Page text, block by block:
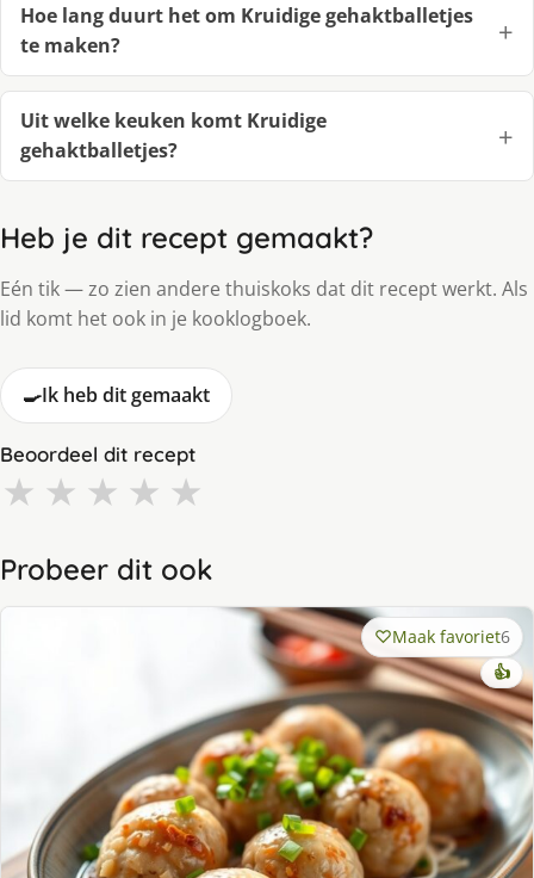
Hoe lang duurt het om Kruidige gehaktballetjes
te maken?
Uit welke keuken komt Kruidige
gehaktballetjes?
Heb je dit recept gemaakt?
Eén tik — zo zien andere thuiskoks dat dit recept werkt. Als
lid komt het ook in je kooklogboek.
🍳Ik heb dit gemaakt
Beoordeel dit recept
★ ★ ★ ★ ★
Probeer dit ook
Maak favoriet6
👍